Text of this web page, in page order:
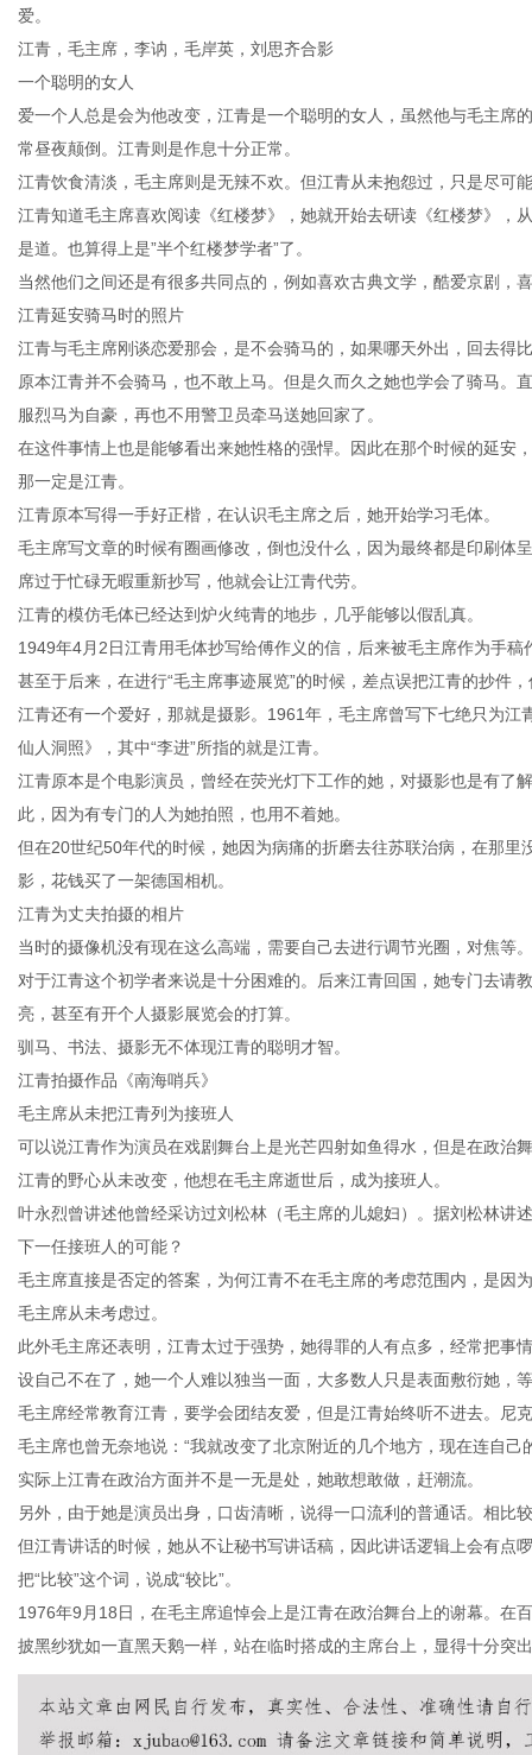
爱。
江青，毛主席，李讷，毛岸英，刘思齐合影
一个聪明的女人
爱一个人总是会为他改变，江青是一个聪明的女人，虽然他与毛主席
常昼夜颠倒。江青则是作息十分正常。
江青饮食清淡，毛主席则是无辣不欢。但江青从未抱怨过，只是尽可
江青知道毛主席喜欢阅读《红楼梦》，她就开始去研读《红楼梦》，
是道。也算得上是”半个红楼梦学者”了。
当然他们之间还是有很多共同点的，例如喜欢古典文学，酷爱京剧，
江青延安骑马时的照片
江青与毛主席刚谈恋爱那会，是不会骑马的，如果哪天外出，回去得
原本江青并不会骑马，也不敢上马。但是久而久之她也学会了骑马。
服烈马为自豪，再也不用警卫员牵马送她回家了。
在这件事情上也是能够看出来她性格的强悍。因此在那个时候的延安
那一定是江青。
江青原本写得一手好正楷，在认识毛主席之后，她开始学习毛体。
毛主席写文章的时候有圈画修改，倒也没什么，因为最终都是印刷体
席过于忙碌无暇重新抄写，他就会让江青代劳。
江青的模仿毛体已经达到炉火纯青的地步，几乎能够以假乱真。
1949年4月2日江青用毛体抄写给傅作义的信，后来被毛主席作为手稿
甚至于后来，在进行“毛主席事迹展览”的时候，差点误把江青的抄件
江青还有一个爱好，那就是摄影。1961年，毛主席曾写下七绝只为
仙人洞照》，其中“李进”所指的就是江青。
江青原本是个电影演员，曾经在荧光灯下工作的她，对摄影也是有了
此，因为有专门的人为她拍照，也用不着她。
但在20世纪50年代的时候，她因为病痛的折磨去往苏联治病，在那
影，花钱买了一架德国相机。
江青为丈夫拍摄的相片
当时的摄像机没有现在这么高端，需要自己去进行调节光圈，对焦等。
对于江青这个初学者来说是十分困难的。后来江青回国，她专门去请
亮，甚至有开个人摄影展览会的打算。
驯马、书法、摄影无不体现江青的聪明才智。
江青拍摄作品《南海哨兵》
毛主席从未把江青列为接班人
可以说江青作为演员在戏剧舞台上是光芒四射如鱼得水，但是在政治
江青的野心从未改变，他想在毛主席逝世后，成为接班人。
叶永烈曾讲述他曾经采访过刘松林（毛主席的儿媳妇）。据刘松林讲
下一任接班人的可能？
毛主席直接是否定的答案，为何江青不在毛主席的考虑范围内，是因
毛主席从未考虑过。
此外毛主席还表明，江青太过于强势，她得罪的人有点多，经常把事
设自己不在了，她一个人难以独当一面，大多数人只是表面敷衍她，
毛主席经常教育江青，要学会团结友爱，但是江青始终听不进去。尼
毛主席也曾无奈地说：“我就改变了北京附近的几个地方，现在连自
实际上江青在政治方面并不是一无是处，她敢想敢做，赶潮流。
另外，由于她是演员出身，口齿清晰，说得一口流利的普通话。相比
但江青讲话的时候，她从不让秘书写讲话稿，因此讲话逻辑上会有点
把“比较”这个词，说成“较比”。
1976年9月18日，在毛主席追悼会上是江青在政治舞台上的谢幕。在
披黑纱犹如一直黑天鹅一样，站在临时搭成的主席台上，显得十分突